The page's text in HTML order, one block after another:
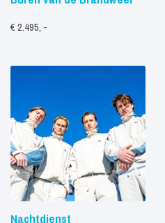
€ 2.495, -
Nachtdienst